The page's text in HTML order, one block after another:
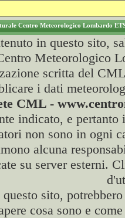
Centro Meteorologico Lombardo
in questo sito,
Meteorologico
scritta del
i dati
CML -
indicato, e
non sono in ogni
alcuna
su server esterni.
sito,
cosa sono e